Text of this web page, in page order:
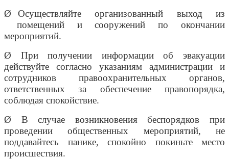
Ø Осуществляйте организованный выход из
помещений и сооружений по окончании
мероприятий.
Ø При получении информации об эвакуации
действуйте согласно указаниям администрации и
сотрудников правоохранительных органов,
ответственных за обеспечение правопорядка,
соблюдая спокойствие.
Ø В случае возникновения беспорядков при
проведении общественных мероприятий, не
поддавайтесь панике, спокойно покиньте место
происшествия.